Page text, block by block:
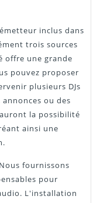
inclus dans
trois sources
offre une grande
pouvez proposer
plusieurs DJs
ou des
la possibilité
ainsi une
fournissons
pour
L'installation